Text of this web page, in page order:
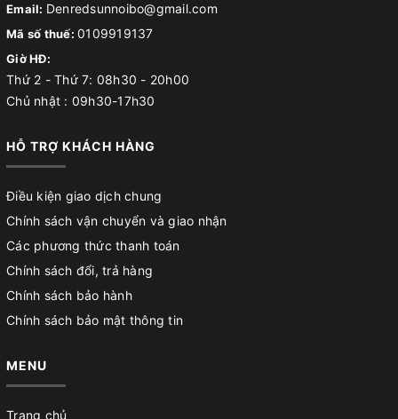
Email: Denredsunnoibo@gmail.com
Mã số thuế: 0109919137
Giờ HĐ:
Thứ 2 - Thứ 7: 08h30 - 20h00
Chủ nhật : 09h30-17h30
HỖ TRỢ KHÁCH HÀNG
Điều kiện giao dịch chung
Chính sách vận chuyển và giao nhận
Các phương thức thanh toán
Chính sách đổi, trả hàng
Chính sách bảo hành
Chính sách bảo mật thông tin
MENU
Trang chủ